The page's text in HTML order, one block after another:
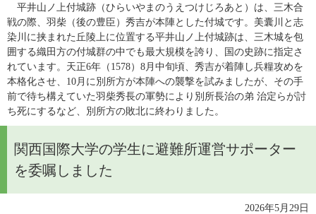
​　平井山ノ上付城跡（ひらいやまのうえつけじろあと）は、三木合
戦の際、羽柴（後の豊臣）秀吉が本陣とした付城です。美囊川と志
染川に挟まれた丘陵上に位置する平井山ノ上付城跡は、三木城を包
囲する織田方の付城群の中でも最大規模を誇り、国の史跡に指定さ
れています。天正6年（1578）8月中旬頃、秀吉が着陣し兵糧攻めを
本格化させ、10月に別所方が本陣への襲撃を試みましたが、その手
前で待ち構えていた羽柴秀長の軍勢により別所長治の弟 治定らが討
ち死にするなど、別所方の敗北に終わりました。
関西国際大学の学生に避難所運営サポーター
を委嘱しました
2026年5月29日